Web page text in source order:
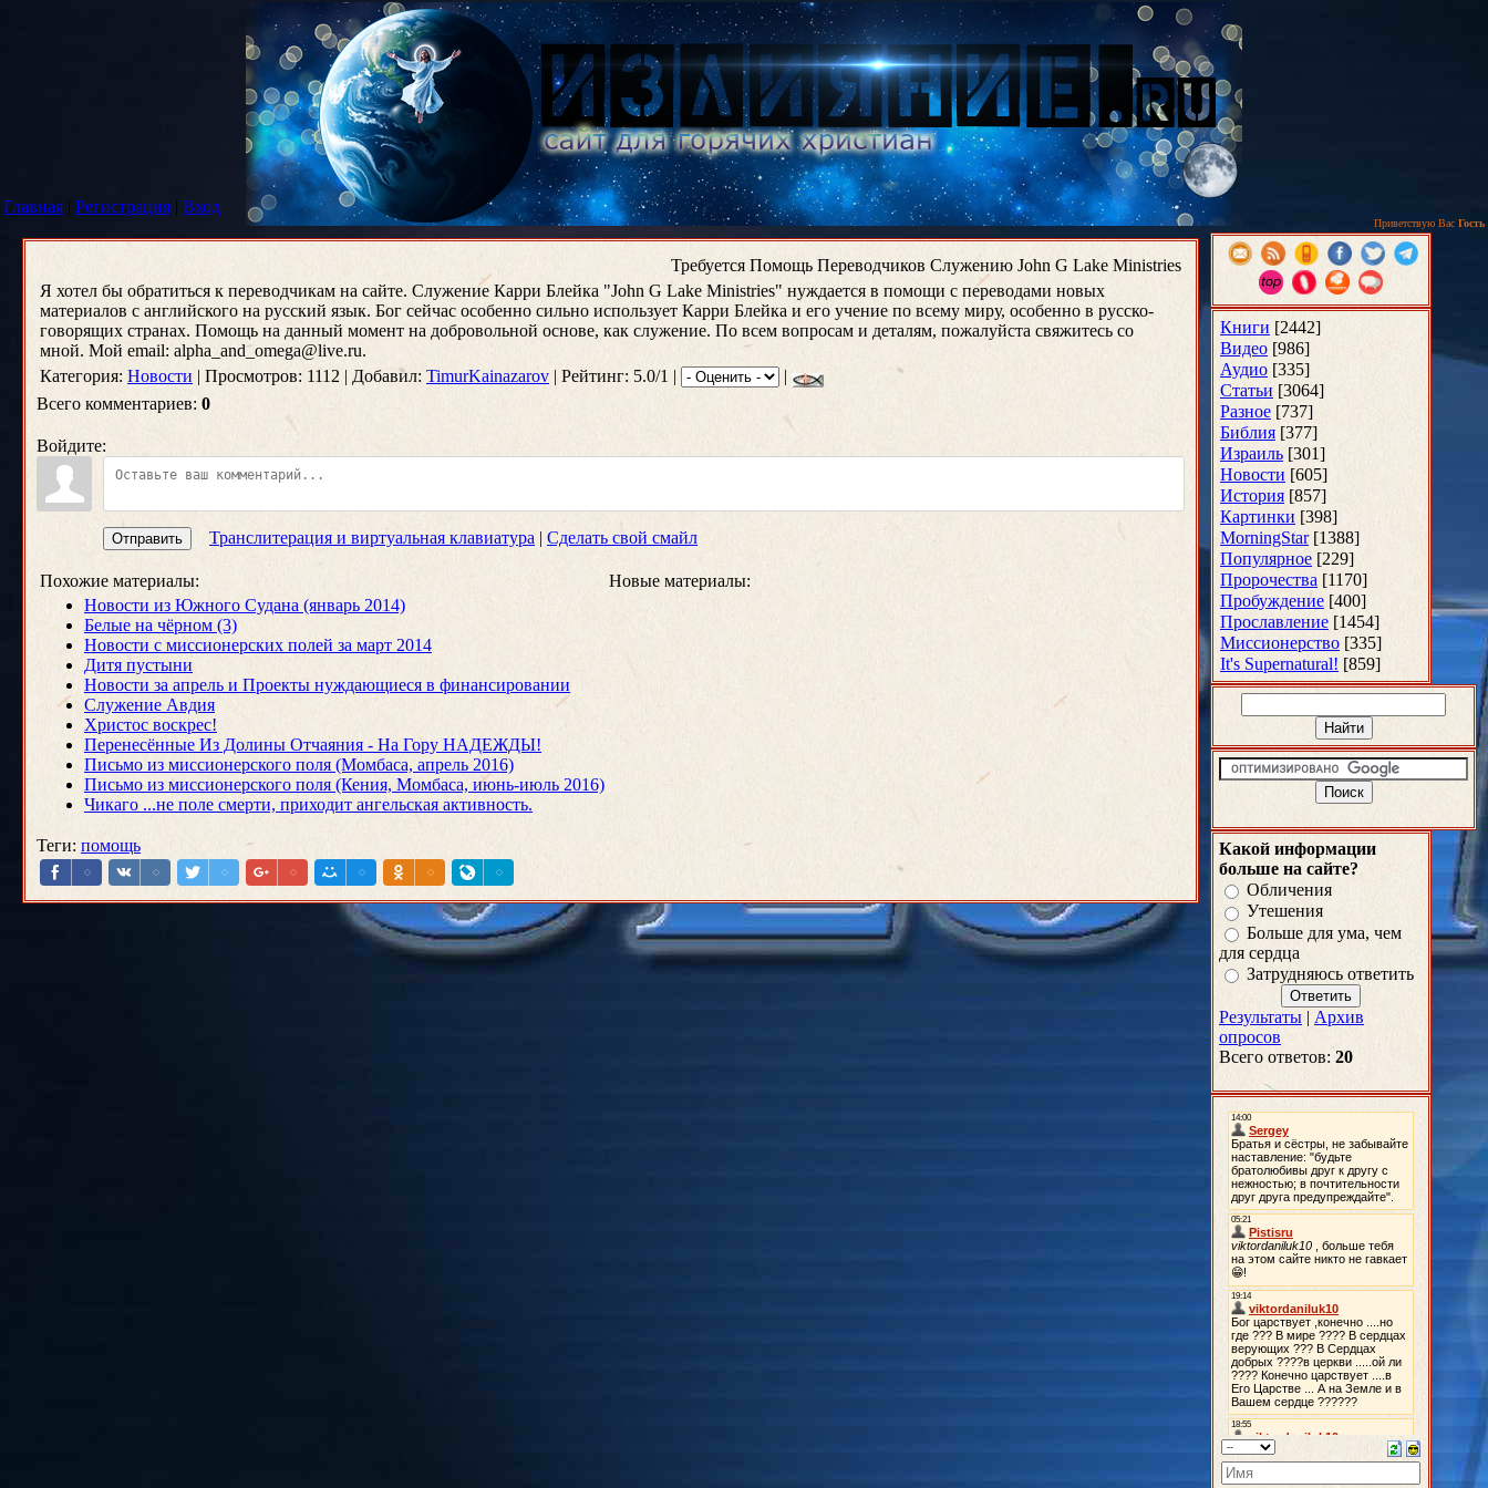
Главная | Регистрация | Вход
Приветствую Вас Гость
Требуется Помощь Переводчиков Служению John G Lake Ministries
Я хотел бы обратиться к переводчикам на сайте. Служение Карри Блейка "John G Lake Ministries" нуждается в помощи с переводами новых
материалов с английского на русский язык. Бог сейчас особенно сильно использует Карри Блейка и его учение по всему миру, особенно в русско-
говорящих странах. Помощь на данный момент на добровольной основе, как служение. По всем вопросам и деталям, пожалуйста свяжитесь со
мной. Мой email: alpha_and_omega@live.ru.
Категория: Новости | Просмотров: 1112 | Добавил: TimurKainazarov | Рейтинг: 5.0/1 |
|
Всего комментариев: 0
Войдите:
Отправить Транслитерация и виртуальная клавиатура | Сделать свой смайл
Похожие материалы:
Новые материалы:
Новости из Южного Судана (январь 2014)
Белые на чёрном (3)
Новости с миссионерских полей за март 2014
Дитя пустыни
Новости за апрель и Проекты нуждающиеся в финансировании
Служение Авдия
Христос воскрес!
Перенесённые Из Долины Отчаяния - На Гору НАДЕЖДЫ!
Письмо из миссионерского поля (Момбаса, апрель 2016)
Письмо из миссионерского поля (Кения, Момбаса, июнь-июль 2016)
Чикаго ...не поле смерти, приходит ангельская активность.
Теги: помощь
Книги [2442]
Видео [986]
Аудио [335]
Статьи [3064]
Разное [737]
Библия [377]
Израиль [301]
Новости [605]
История [857]
Картинки [398]
MorningStar [1388]
Популярное [229]
Пророчества [1170]
Пробуждение [400]
Прославление [1454]
Миссионерство [335]
It's Supernatural! [859]
Какой информации
больше на сайте?
Обличения
Утешения
Больше для ума, чем
для сердца
Затрудняюсь ответить
Результаты | Архив
опросов
Всего ответов: 20